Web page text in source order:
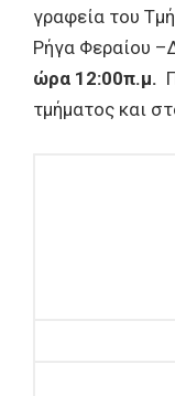
γραφεία του
Ρήγα Φεραίου
ώρα 12:00π.μ.
τμήματος και